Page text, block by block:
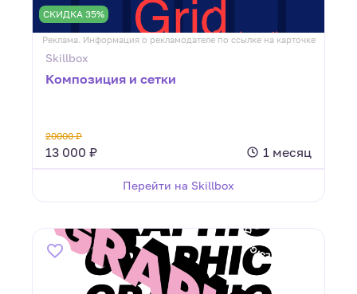
СКИДКА 35%
Реклама. Информация о рекламодателе по ссылке на карточке
Skillbox
Композиция и сетки
20000 ₽
13 000 ₽ 1 месяц
Перейти на Skillbox